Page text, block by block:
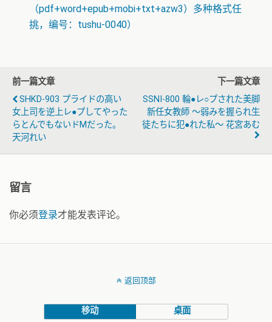
（pdf+word+epub+mobi+txt+azw3）多种格式任
挑，编号：tushu-0040）
前一篇文章
SHKD-903 プライドの高い
女上司を逆上レ●プしてやった
らとんでもないドMだった。
天河れい
下一篇文章
SSNI-800 輪●レ○プされた美脚
新任女教師 ～弱みを握られ生
徒たちに犯●れた私～ 花宮あむ
留言
你必须登录才能发表评论。
返回顶部
移动 桌面